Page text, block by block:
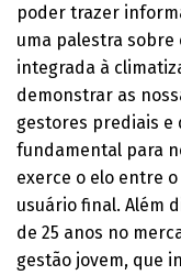
poder trazer
uma palestra
integrada à
demonstrar as
gestores prediais e
fundamental para
exerce o elo entre
usuário final. Além
de 25 anos no
gestão jovem, que